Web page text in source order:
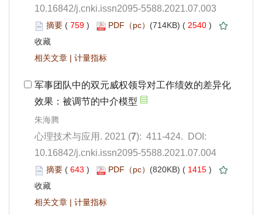
10.16842/j.cnki.issn2095-5588.2021.07.003
759 ) 2540 )
|
): 411-424. DOI:
10.16842/j.cnki.issn2095-5588.2021.07.004
643 ) 1415 )
|